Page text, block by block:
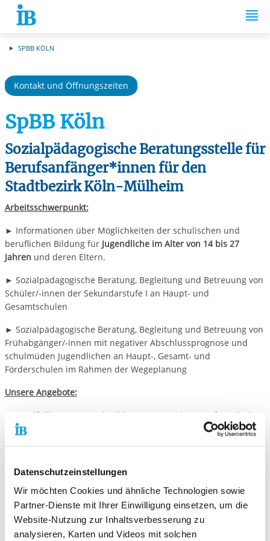
Datenschutzeinstellungen
Wir möchten Cookies und ähnliche Technologien sowie
Partner-Dienste mit Ihrer Einwilligung einsetzen, um die
Website-Nutzung zur Inhaltsverbesserung zu
analysieren, Karten und Videos mit solchen
Springe zum Inhalt
SPBB KÖLN
Kontakt und Öffnungszeiten
SpBB Köln
Sozialpädagogische Beratungsstelle für
Berufsanfänger*innen für den
Stadtbezirk Köln-Mülheim
Arbeitsschwerpunkt:
► Informationen über Möglichkeiten der schulischen und
beruflichen Bildung für Jugendliche im Alter von 14 bis 27
Jahren und deren Eltern.
► Sozialpädagogische Beratung, Begleitung und Betreuung von
Schüler/-innen der Sekundarstufe I an Haupt- und
Gesamtschulen
► Sozialpädagogische Beratung, Begleitung und Betreuung von
Frühabgänger/-innen mit negativer Abschlussprognose und
schulmüden Jugendlichen an Haupt-, Gesamt- und
Förderschulen im Rahmen der Wegeplanung
Unsere Angebote:
● Einzelfallberatung und Bildungsveranstaltungen für Schüler/-
innen der Sekundarstufe I an Haupt-, Gesamt- und
Kompetenzchecks auf der Basis psychologischer Tests und
● Unterstützung bei der Suche von Arbeits-, Ausbildungs- und
Praktikumsplätzen sowie Begleitung der Jugendlichen während
des Praktikums